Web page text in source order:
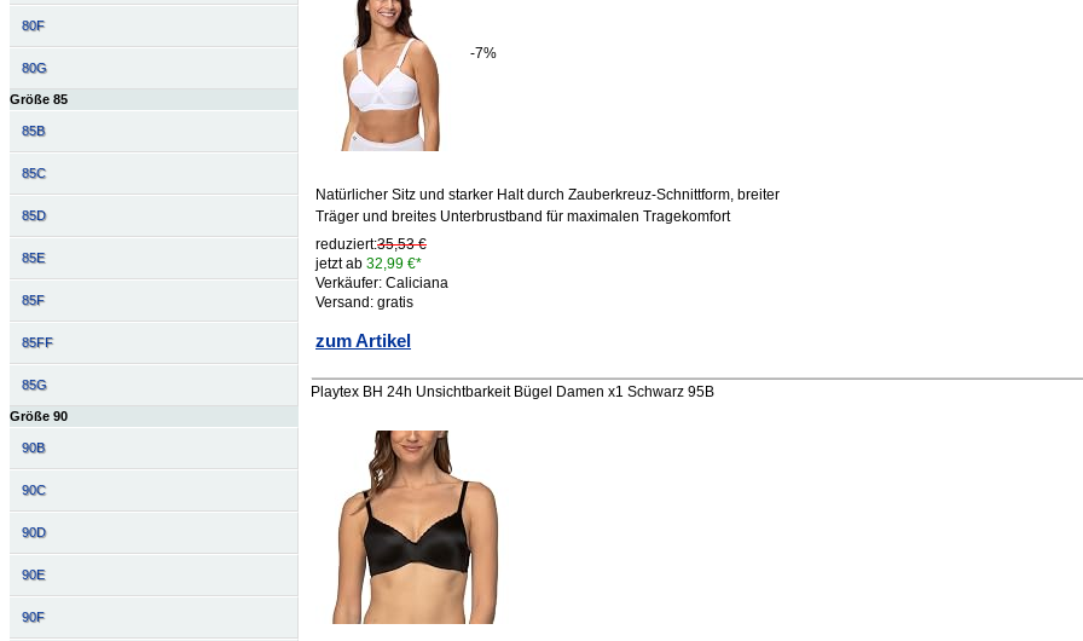
80F
80G
Größe 85
85B
85C
85D
85E
85F
85FF
85G
Größe 90
90B
90C
90D
90E
90F
-7%
Natürlicher Sitz und starker Halt durch Zauberkreuz-Schnittform, breiter
Träger und breites Unterbrustband für maximalen Tragekomfort
reduziert:35,53 €
jetzt ab32,99 €*
Verkäufer: Caliciana
Versand: gratis
zum Artikel
Playtex BH 24h Unsichtbarkeit Bügel Damen x1 Schwarz 95B